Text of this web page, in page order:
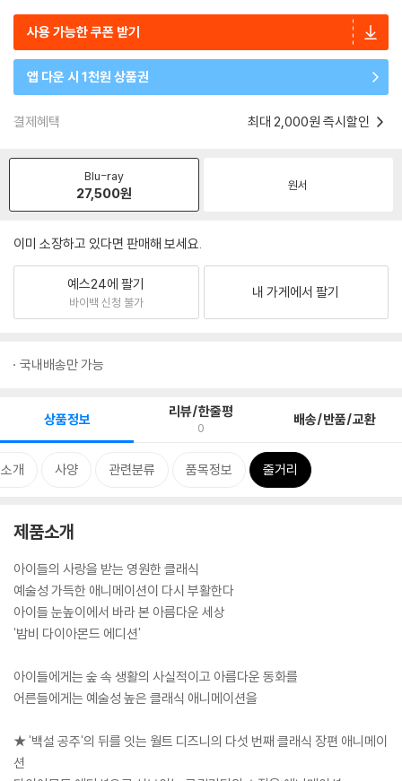
사용 가능한 쿠폰 받기
앱 다운 시 1천원 상품권
결제혜택 최대 2,000원 즉시할인
Blu-ray
27,500원 원서
이미 소장하고 있다면 판매해 보세요.
예스24에 팔기
바이백 신청 불가
내 가게에서 팔기
국내배송만 가능
상품정보 리뷰/한줄평
0 배송/반품/교환
개 사양 관련분류 품목정보 줄거리
제품소개
아이들의 사랑을 받는 영원한 클래식
예술성 가득한 애니메이션이 다시 부활한다
아이들 눈높이에서 바라 본 아름다운 세상
'밤비 다이아몬드 에디션'
아이들에게는 숲 속 생활의 사실적이고 아름다운 동화를
어른들에게는 예술성 높은 클래식 애니메이션을
★ '백설 공주'의 뒤를 잇는 월트 디즈니의 다섯 번째 클래식 장편 애니메이
션